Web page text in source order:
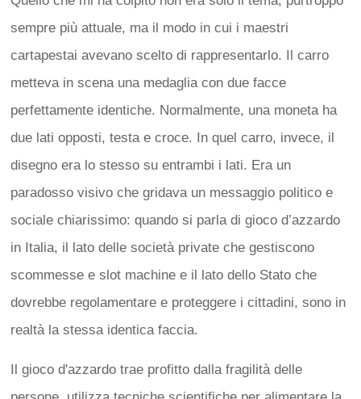
sempre più attuale, ma il modo in cui i maestri
cartapestai avevano scelto di rappresentarlo. Il carro
metteva in scena una medaglia con due facce
perfettamente identiche. Normalmente, una moneta ha
due lati opposti, testa e croce. In quel carro, invece, il
disegno era lo stesso su entrambi i lati. Era un
paradosso visivo che gridava un messaggio politico e
sociale chiarissimo: quando si parla di gioco d’azzardo
in Italia, il lato delle società private che gestiscono
scommesse e slot machine e il lato dello Stato che
dovrebbe regolamentare e proteggere i cittadini, sono in
realtà la stessa identica faccia.
Il gioco d'azzardo trae profitto dalla fragilità delle